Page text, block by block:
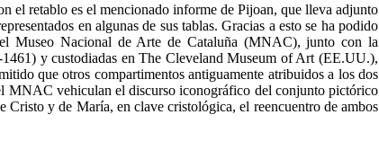
el retablo es el mencionado informe de Pijoan, que lleva adjunto
en algunas de sus tablas. Gracias a esto se ha podido
Museo Nacional de Arte de Cataluña (MNAC), junto con la
y custodiadas en The Cleveland Museum of Art (EE.UU.),
que otros compartimentos antiguamente atribuidos a los dos
MNAC vehiculan el discurso iconográfico del conjunto pictórico
Cristo y de María, en clave cristológica, el reencuentro de ambos